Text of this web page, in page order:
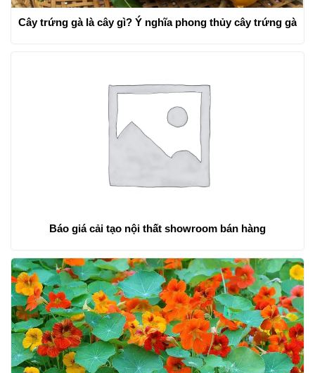
Cây trứng gà là cây gì? Ý nghĩa phong thủy cây trứng gà
Báo giá cải tạo nội thất showroom bán hàng